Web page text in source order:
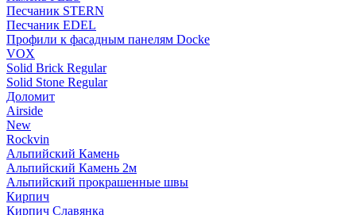
Пес­ча­ник STERN
Пес­ча­ник EDEL
Профили к фасадным панелям Docke
VOX
Solid Brick Regular
Solid Stone Regular
Доломит
Airside
New
Rockvin
Альпийский Камень
Альпийский Камень 2м
Альпийский прокрашенные швы
Кирпич
Кирпич Славянка